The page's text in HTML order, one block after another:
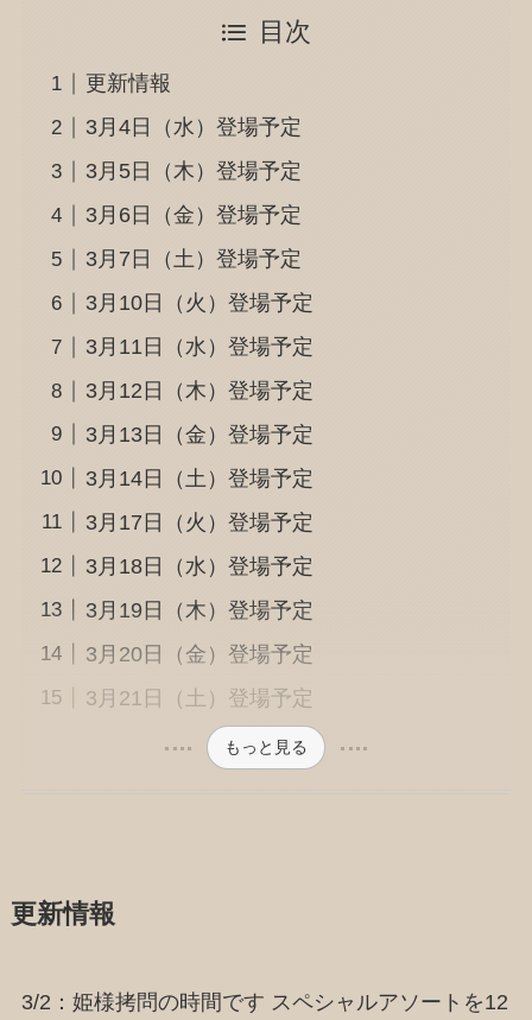
目次
更新情報
3月4日（水）登場予定
3月5日（木）登場予定
3月6日（金）登場予定
3月7日（土）登場予定
3月10日（火）登場予定
3月11日（水）登場予定
3月12日（木）登場予定
3月13日（金）登場予定
3月14日（土）登場予定
3月17日（火）登場予定
3月18日（水）登場予定
3月19日（木）登場予定
3月20日（金）登場予定
3月21日（土）登場予定
もっと見る
更新情報
3/2：姫様拷問の時間です スペシャルアソートを12